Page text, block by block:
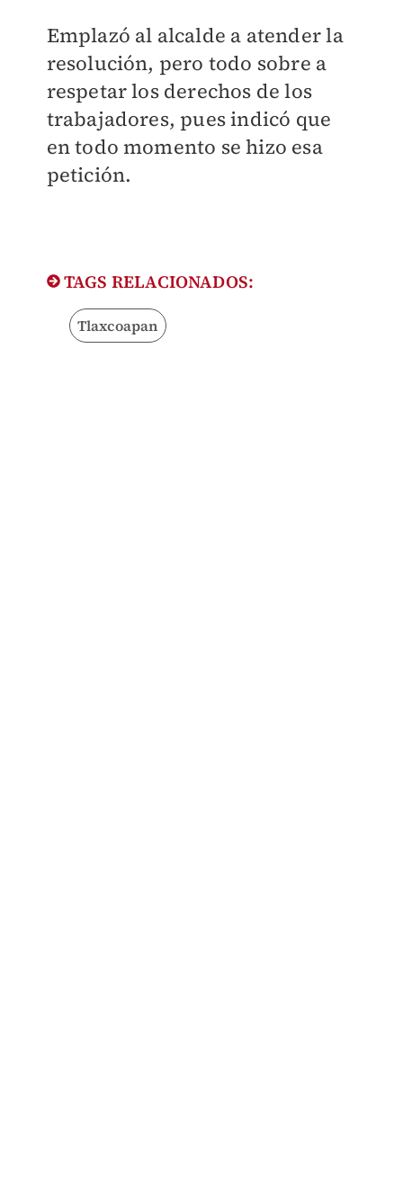
Emplazó al alcalde a atender la
resolución, pero todo sobre a
respetar los derechos de los
trabajadores, pues indicó que
en todo momento se hizo esa
petición.
TAGS RELACIONADOS:
Tlaxcoapan